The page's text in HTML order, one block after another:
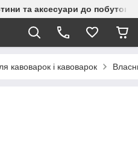
та аксесуари до побутової
кавоварок і кавоварок